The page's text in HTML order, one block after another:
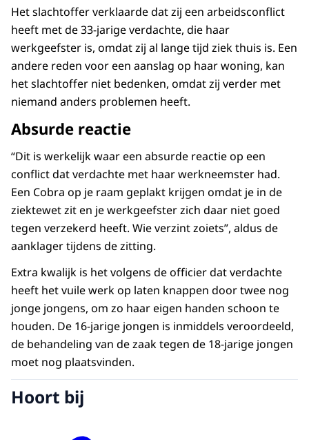
Het slachtoffer verklaarde dat zij een arbeidsconflict
heeft met de 33-jarige verdachte, die haar
werkgeefster is, omdat zij al lange tijd ziek thuis is. Een
andere reden voor een aanslag op haar woning, kan
het slachtoffer niet bedenken, omdat zij verder met
niemand anders problemen heeft.
Absurde reactie
“Dit is werkelijk waar een absurde reactie op een
conflict dat verdachte met haar werkneemster had.
Een Cobra op je raam geplakt krijgen omdat je in de
ziektewet zit en je werkgeefster zich daar niet goed
tegen verzekerd heeft. Wie verzint zoiets”, aldus de
aanklager tijdens de zitting.
Extra kwalijk is het volgens de officier dat verdachte
heeft het vuile werk op laten knappen door twee nog
jonge jongens, om zo haar eigen handen schoon te
houden. De 16-jarige jongen is inmiddels veroordeeld,
de behandeling van de zaak tegen de 18-jarige jongen
moet nog plaatsvinden.
Hoort bij